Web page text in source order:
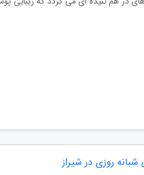
روزی در شیراز